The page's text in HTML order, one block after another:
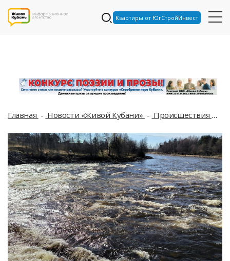
Квартиры от ЮгСтройИнвест
Главная Новости «Живой Кубани» Происшествия